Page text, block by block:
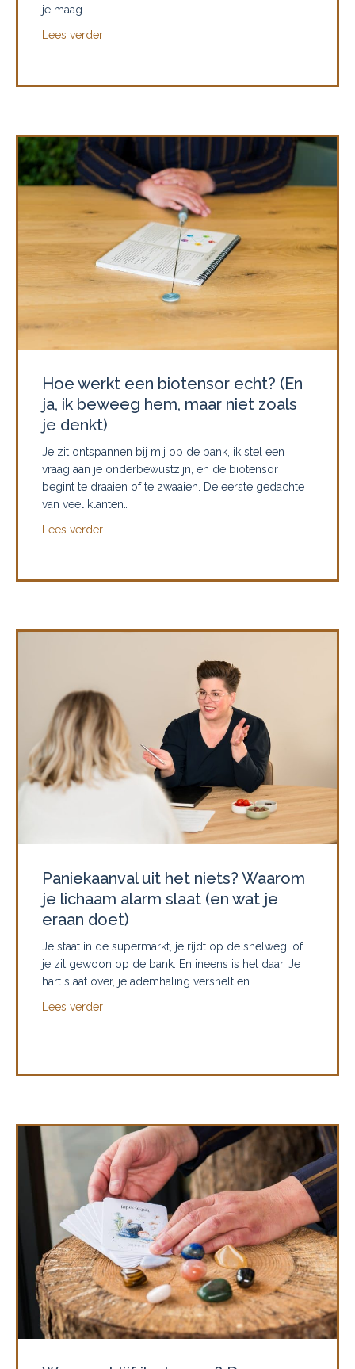
je maag.…
Lees verderabout Eindelijk vrij in de lucht: Hoe je vliegangst
Hoe werkt een biotensor echt? (En
ja, ik beweeg hem, maar niet zoals
je denkt)
Je zit ontspannen bij mij op de bank, ik stel een
vraag aan je onderbewustzijn, en de biotensor
begint te draaien of te zwaaien. De eerste gedachte
van veel klanten…
Lees verderabout Hoe werkt een biotensor echt? (En ja, ik
Paniekaanval uit het niets? Waarom
je lichaam alarm slaat (en wat je
eraan doet)
Je staat in de supermarkt, je rijdt op de snelweg, of
je zit gewoon op de bank. En ineens is het daar. Je
hart slaat over, je ademhaling versnelt en…
Lees verderabout Paniekaanval uit het niets? Waarom je